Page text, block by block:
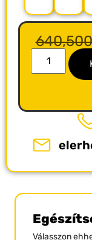
Válasszon